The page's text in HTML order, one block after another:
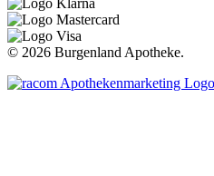
© 2026 Burgenland Apotheke.